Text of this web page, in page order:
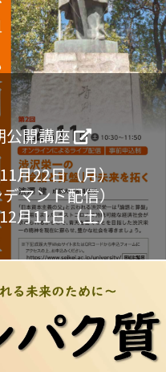
公開講座
月22日（月）
マンド配信）
月11日（土）